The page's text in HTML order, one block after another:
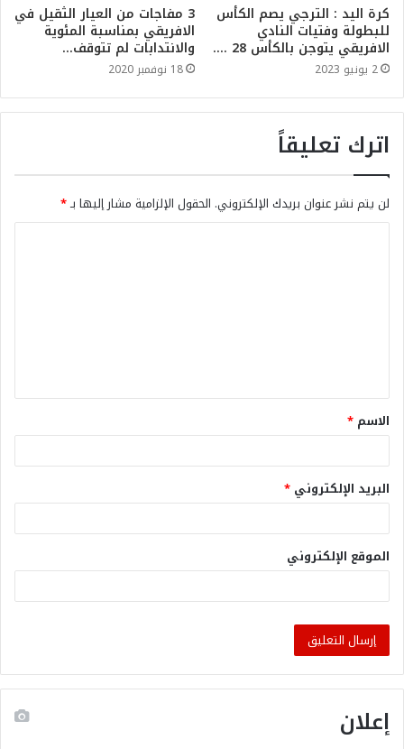
كرة اليد : الترجي يصم الكأس
للبطولة وفتيات النادي
الافريقي يتوجن بالكأس 28 ….
2 يونيو 2023
3 مفاجات من العيار الثقيل في
الافريقي بمناسبة المئوية
والانتدابات لم تتوقف…
18 نوفمبر 2020
اترك تعليقاً
لن يتم نشر عنوان بريدك الإلكتروني. الحقول الإلزامية مشار إليها بـ*
الاسم *
البريد الإلكتروني *
الموقع الإلكتروني
إعلان